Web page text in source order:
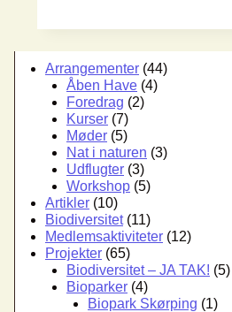
fællesskab
for
biodiversitet
Arrangementer (44)
Åben Have (4)
Foredrag (2)
Kurser (7)
Møder (5)
Nat i naturen (3)
Udflugter (3)
Workshop (5)
Artikler (10)
Biodiversitet(11)
Medlemsaktiviteter (12)
Projekter (65)
Biodiversitet – JA TAK! (5)
Bioparker (4)
Biopark Skørping (1)